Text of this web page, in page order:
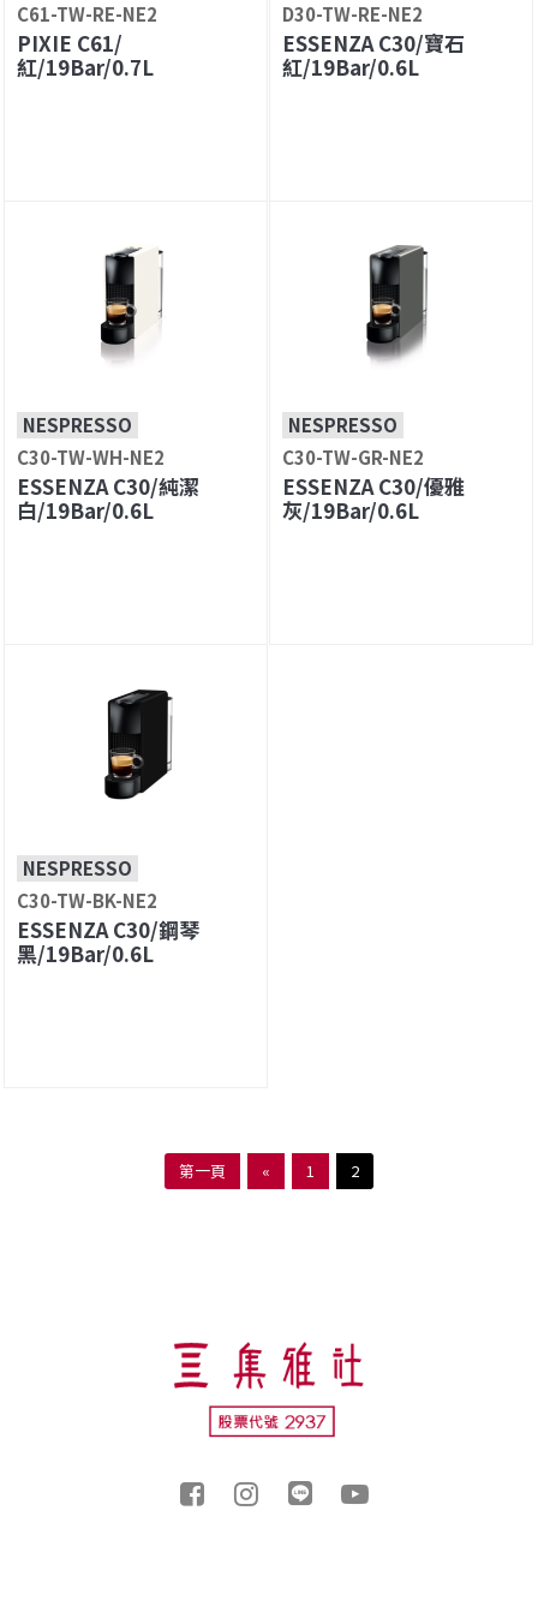
C61-TW-RE-NE2
PIXIE C61/
紅/19Bar/0.7L
D30-TW-RE-NE2
ESSENZA C30/寶石
紅/19Bar/0.6L
NESPRESSO
C30-TW-WH-NE2
ESSENZA C30/純潔
白/19Bar/0.6L
NESPRESSO
C30-TW-GR-NE2
ESSENZA C30/優雅
灰/19Bar/0.6L
NESPRESSO
C30-TW-BK-NE2
ESSENZA C30/鋼琴
黑/19Bar/0.6L
第一頁 « 1 2